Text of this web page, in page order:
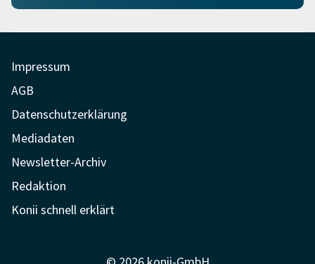
Impressum
AGB
Datenschutzerklärung
Mediadaten
Newsletter-Archiv
Redaktion
Konii schnell erklärt